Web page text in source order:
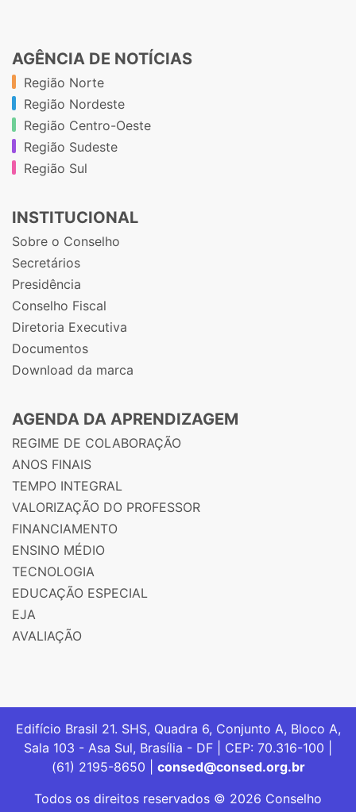
AGÊNCIA DE NOTÍCIAS
Região Norte
Região Nordeste
Região Centro-Oeste
Região Sudeste
Região Sul
INSTITUCIONAL
Sobre o Conselho
Secretários
Presidência
Conselho Fiscal
Diretoria Executiva
Documentos
Download da marca
AGENDA DA APRENDIZAGEM
REGIME DE COLABORAÇÃO
ANOS FINAIS
TEMPO INTEGRAL
VALORIZAÇÃO DO PROFESSOR
FINANCIAMENTO
ENSINO MÉDIO
TECNOLOGIA
EDUCAÇÃO ESPECIAL
EJA
AVALIAÇÃO
Edifício Brasil 21. SHS, Quadra 6, Conjunto A, Bloco A,
Sala 103 - Asa Sul, Brasília - DF | CEP: 70.316-100 |
(61) 2195-8650 | consed@consed.org.br
Todos os direitos reservados © 2026 Conselho